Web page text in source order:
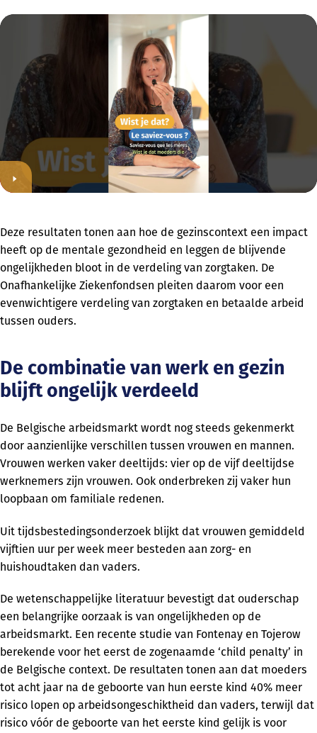
Deze resultaten tonen aan hoe de gezinscontext een impact
heeft op de mentale gezondheid en leggen de blijvende
ongelijkheden bloot in de verdeling van zorgtaken. De
Onafhankelijke Ziekenfondsen pleiten daarom voor een
evenwichtigere verdeling van zorgtaken en betaalde arbeid
tussen ouders.
De combinatie van werk en gezin
blijft ongelijk verdeeld
De Belgische arbeidsmarkt wordt nog steeds gekenmerkt
door aanzienlijke verschillen tussen vrouwen en mannen.
Vrouwen werken vaker deeltijds: vier op de vijf deeltijdse
werknemers zijn vrouwen. Ook onderbreken zij vaker hun
loopbaan om familiale redenen.
Uit tijdsbestedingsonderzoek blijkt dat vrouwen gemiddeld
vijftien uur per week meer besteden aan zorg- en
huishoudtaken dan vaders.
De wetenschappelijke literatuur bevestigt dat ouderschap
een belangrijke oorzaak is van ongelijkheden op de
arbeidsmarkt. Een recente studie van Fontenay en Tojerow
berekende voor het eerst de zogenaamde ‘child penalty’ in
de Belgische context. De resultaten tonen aan dat moeders
tot acht jaar na de geboorte van hun eerste kind 40% meer
risico lopen op arbeidsongeschiktheid dan vaders, terwijl dat
risico vóór de geboorte van het eerste kind gelijk is voor